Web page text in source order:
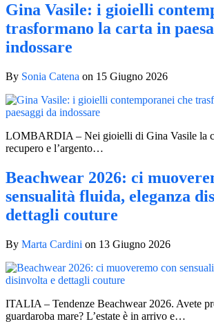
Gina Vasile: i gioielli
trasformano la carta in
indossare
By Sonia Catena on 15 Giugno 2026
LOMBARDIA – Nei gioielli di Gina Vasile la
recupero e l’argento…
Beachwear 2026: ci
sensualità fluida, eleganza
dettagli couture
By Marta Cardini on 13 Giugno 2026
ITALIA – Tendenze Beachwear 2026. Avete
guardaroba mare? L’estate è in arrivo e…